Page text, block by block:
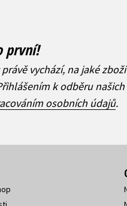
první!
vychází, na jaké
k odběru
osobních údajů.